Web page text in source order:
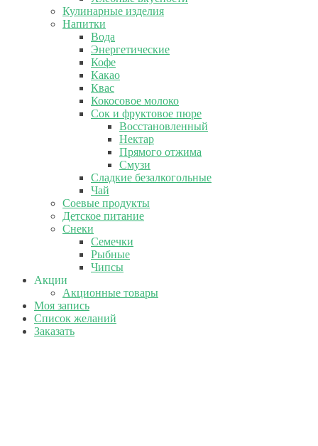
Кулинарные изделия
Напитки
Вода
Энергетические
Кофе
Какао
Квас
Кокосовое молоко
Сок и фруктовое пюре
Восстановленный
Нектар
Прямого отжима
Смузи
Сладкие безалкогольные
Чай
Соевые продукты
Детское питание
Снеки
Семечки
Рыбные
Чипсы
Акции
Акционные товары
Моя запись
Список желаний
Заказать